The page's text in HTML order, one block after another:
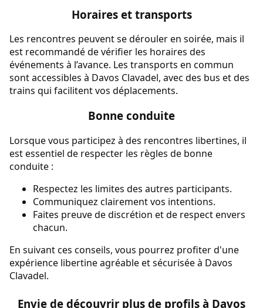
Horaires et transports
Les rencontres peuvent se dérouler en soirée, mais il
est recommandé de vérifier les horaires des
événements à l’avance. Les transports en commun
sont accessibles à Davos Clavadel, avec des bus et des
trains qui facilitent vos déplacements.
Bonne conduite
Lorsque vous participez à des rencontres libertines, il
est essentiel de respecter les règles de bonne
conduite :
Respectez les limites des autres participants.
Communiquez clairement vos intentions.
Faites preuve de discrétion et de respect envers
chacun.
En suivant ces conseils, vous pourrez profiter d'une
expérience libertine agréable et sécurisée à Davos
Clavadel.
Envie de découvrir plus de profils à Davos